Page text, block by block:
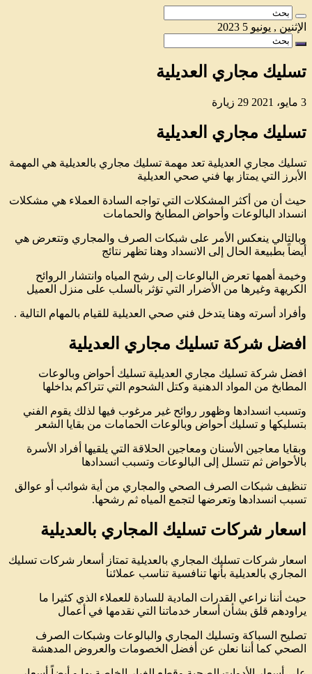
الإثنين , يونيو 5 2023
تسليك مجاري العديلية
3 مايو، 2021 29 زيارة
تسليك مجاري العديلية
تسليك مجاري العديلية تعد مهمة تسليك مجاري بالعديلية هي المهمة
الأبرز التي يمتاز بها فني صحي العديلية
حيث أن من أكثر المشكلات التي تواجه السادة العملاء هي مشكلات
انسداد البالوعات وأحواض المطابخ والحمامات
وبالتالي ينعكس الأمر على شبكات الصرف والمجاري وتتعرض هي
أيضاً بطبيعة الحال إلى الانسداد وهنا تظهر نتائج
وخيمة أهمها تعرض البالوعات إلى رشح المياه وانتشار الروائح
الكريهة وغيرها من الأضرار التي تؤثر بالسلب على منزل العميل
وأفراد أسرته وهنا يتدخل فني صحي العديلية للقيام بالمهام التالية .
افضل شركة تسليك مجاري العديلية
افضل شركة تسليك مجاري العديلية تسليك أحواض وبالوعات
المطابخ من المواد الدهنية وكتل الشحوم التي تتراكم بداخلها
وتسبب انسدادها وظهور روائح غير مرغوب فيها لذلك يقوم الفني
بتسليكها و تسليك أحواض وبالوعات الحمامات من بقايا الشعر
وبقايا معاجين الأسنان ومعاجين الحلاقة التي يلقيها أفراد الأسرة
بالأحواض ثم تتسلل إلى البالوعات وتسبب انسدادها
تنظيف شبكات الصرف الصحي والمجاري من أية شوائب أو عوالق
تسبب انسدادها وتعرضها لتجمع المياه ثم رشحها.
اسعار شركات تسليك المجاري بالعديلية
اسعار شركات تسليك المجاري بالعديلية تمتاز أسعار شركات تسليك
المجاري بالعديلية بأنها تنافسية تناسب عملائنا
حيث أننا نراعي القدرات المادية للسادة للعملاء الذي كثيرا ما
يراودهم قلق بشأن أسعار خدماتنا التي نقدمها في أعمال
تصليح السباكة وتسليك المجاري والبالوعات وشبكات الصرف
الصحي كما أننا نعلن عن أفضل الخصومات والعروض المدهشة